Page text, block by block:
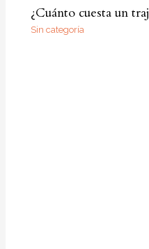
¿Cuánto cuesta un
Sin categoría